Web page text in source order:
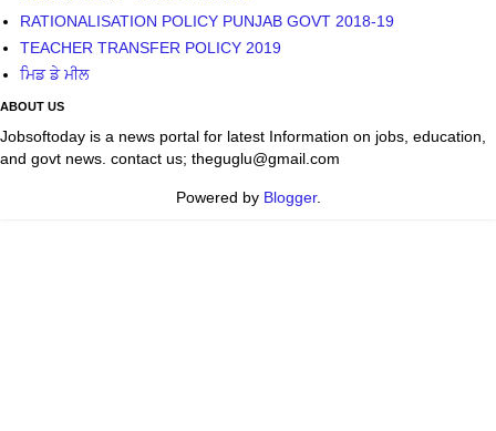
Jobsoftoday is a news portal for latest Information on jobs, education,